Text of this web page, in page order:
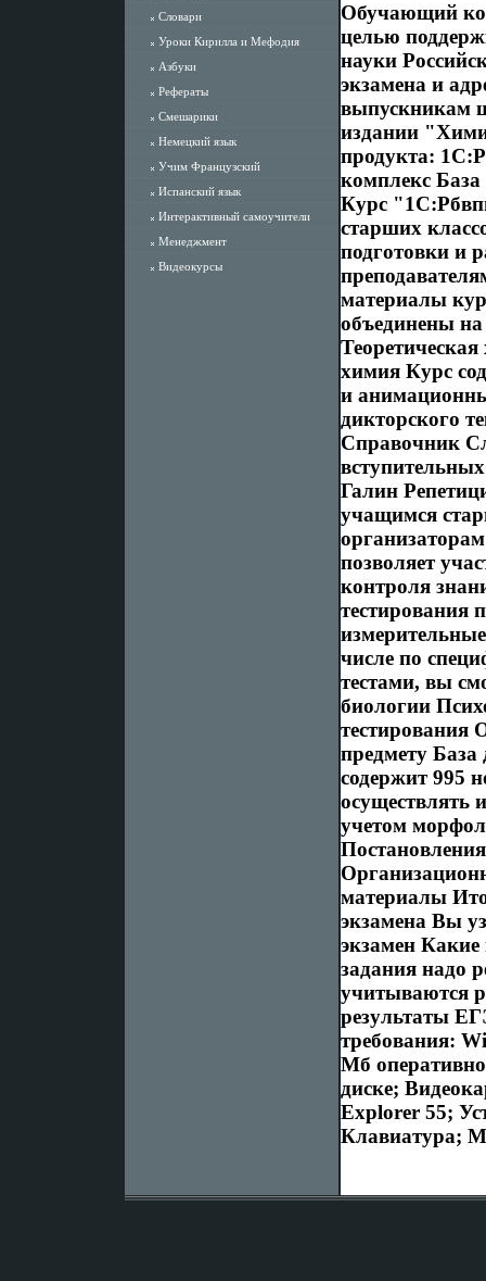
Словари
Уроки Кирилла и Мефодия
Азбуки
Рефераты
Смешарики
Немецкий язык
Учим Французский
Испанский язык
Интерактивный самоучители
Менеджмент
Видеокурсы
Обучающий
целью
науки
экзамена и
выпускникам
издании
продукта:
комплекс
Курс
старших
подготовки и
материалы
объединены
химия Курс
и
дикторского
Справочник
Галин
учащимся
позволяет
контроля
тестирования
числе по
тестами, вы
биологии
тестирования
предмету
содержит 995
осуществлять
учетом
материалы
экзамена Вы
экзамен
задания надо
учитываются
результаты
требования:
Мб
диске;
Explorer 55;
Клавиатура;